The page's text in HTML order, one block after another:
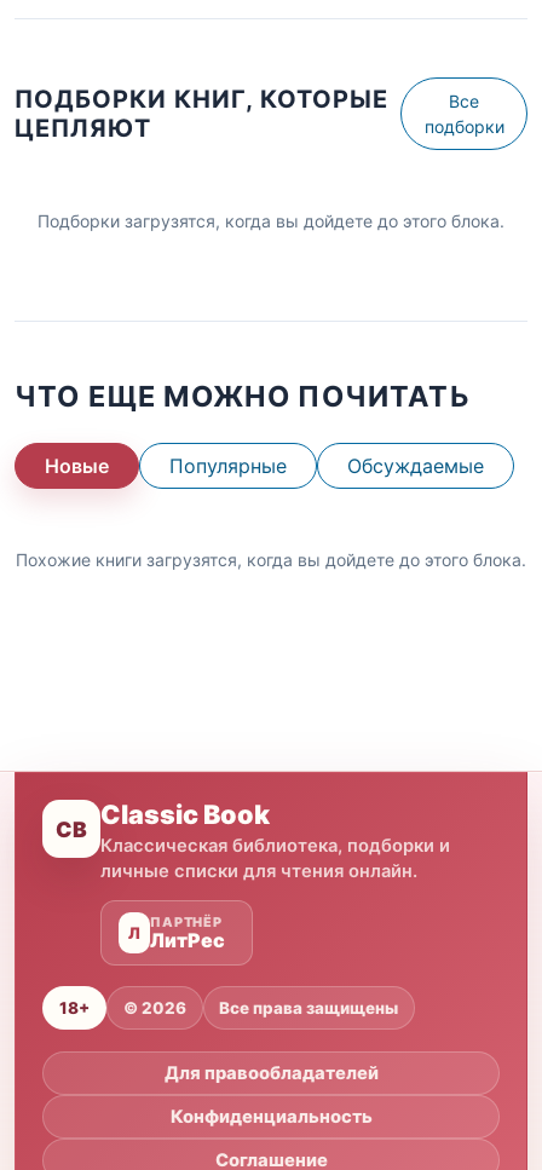
ПОДБОРКИ КНИГ, КОТОРЫЕ
ЦЕПЛЯЮТ
Все
подборки
Подборки загрузятся, когда вы дойдете до этого блока.
ЧТО ЕЩЕ МОЖНО ПОЧИТАТЬ
Новые Популярные Обсуждаемые
Похожие книги загрузятся, когда вы дойдете до этого блока.
CB Classic Book
Классическая библиотека, подборки и
личные списки для чтения онлайн.
Л
ПАРТНЁР
ЛитРес
18+ © 2026 Все права защищены
Для правообладателей
Конфиденциальность
Соглашение